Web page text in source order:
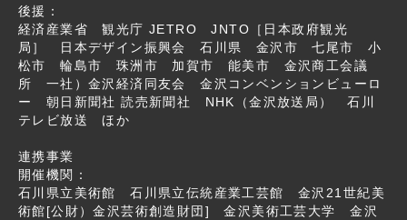
後援：
経済産業省 観光庁 JETRO JNTO［日本政府観光
局］ 日本デザイン振興会 石川県 金沢市 七尾市 小
松市 輪島市 珠洲市 加賀市 能美市 金沢商工会議
所 一社）金沢経済同友会 金沢コンベンションビューロ
ー 朝日新聞社 読売新聞社 NHK（金沢放送局） 石川
テレビ放送 ほか
連携事業
開催機関：
石川県立美術館 石川県立伝統産業工芸館 金沢21世紀美
術館[公財）金沢芸術創造財団] 金沢美術工芸大学 金沢